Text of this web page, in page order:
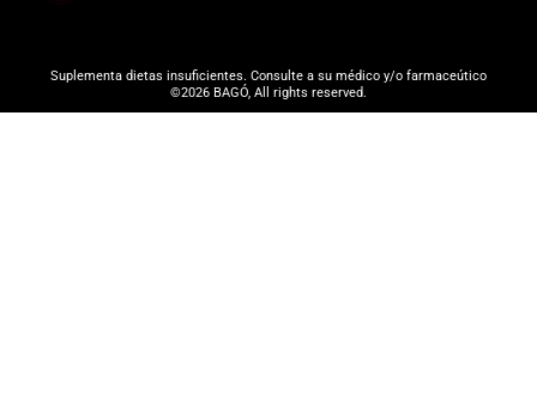
Suplementa dietas insuficientes. Consulte a su médico y/o farmaceútico
©2026 BAGÓ, All rights reserved.